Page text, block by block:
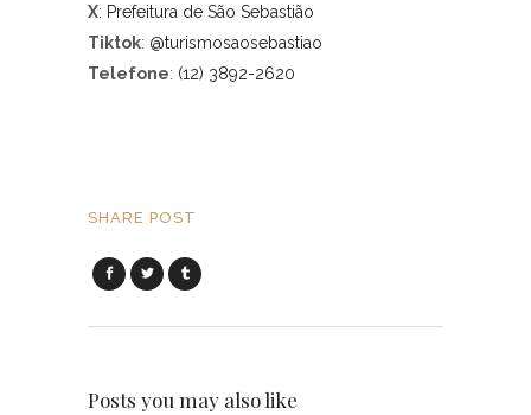
X: Prefeitura de São Sebastião
Tiktok: @turismosaosebastiao
Telefone: (12) 3892-2620
SHARE POST
Posts you may also like